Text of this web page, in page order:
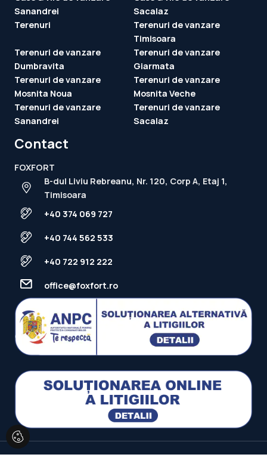
Sanandrei
Sacalaz
Terenuri
Terenuri de vanzare
Timisoara
Terenuri de vanzare
Dumbravita
Terenuri de vanzare
Giarmata
Terenuri de vanzare
Mosnita Noua
Terenuri de vanzare
Mosnita Veche
Terenuri de vanzare
Sanandrei
Terenuri de vanzare
Sacalaz
Contact
FOXFORT
B-dul Liviu Rebreanu, Nr. 120, Corp A, Etaj 1,
Timisoara
+40 374 069 727
+40 744 562 533
+40 722 912 222
office@foxfort.ro